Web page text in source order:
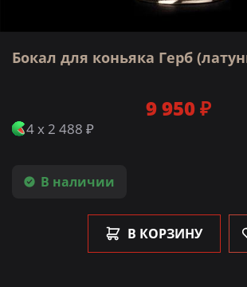
Бокал для коньяка Герб
В наличии
9 950 ₽
4 x 2 488 ₽
В КОРЗИНУ